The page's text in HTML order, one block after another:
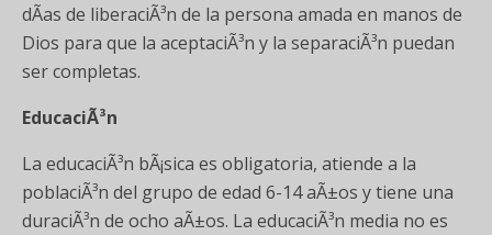
dÃ­as de liberaciÃ³n de la persona amada en manos de
Dios para que la aceptaciÃ³n y la separaciÃ³n puedan
ser completas.
EducaciÃ³n
La educaciÃ³n bÃ¡sica es obligatoria, atiende a la
poblaciÃ³n del grupo de edad 6-14 aÃ±os y tiene una
duraciÃ³n de ocho aÃ±os. La educaciÃ³n media no es